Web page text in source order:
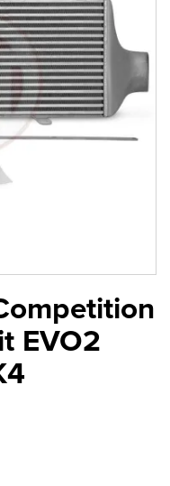
EVO2